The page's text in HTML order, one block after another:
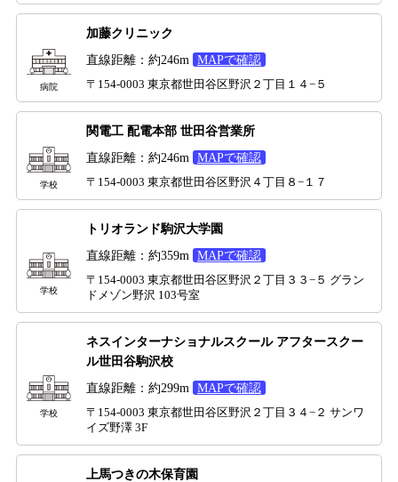
病院
加藤クリニック
直線距離：約246m
MAPで確認
〒154-0003 東京都世田谷区野沢２丁目１４−５
学校
関電工 配電本部 世田谷営業所
直線距離：約246m
MAPで確認
〒154-0003 東京都世田谷区野沢４丁目８−１７
学校
トリオランド駒沢大学園
直線距離：約359m
MAPで確認
〒154-0003 東京都世田谷区野沢２丁目３３−５ グラン
ドメゾン野沢 103号室
学校
ネスインターナショナルスクール アフタースクー
ル世田谷駒沢校
直線距離：約299m
MAPで確認
〒154-0003 東京都世田谷区野沢２丁目３４−２ サンワ
イズ野澤 3F
上馬つきの木保育園